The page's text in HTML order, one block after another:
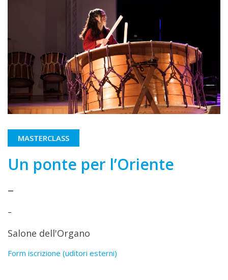
MASTERCLASS
Un ponte per l’Oriente
–
–
Salone dell'Organo
Form iscrizione (uditori esterni)